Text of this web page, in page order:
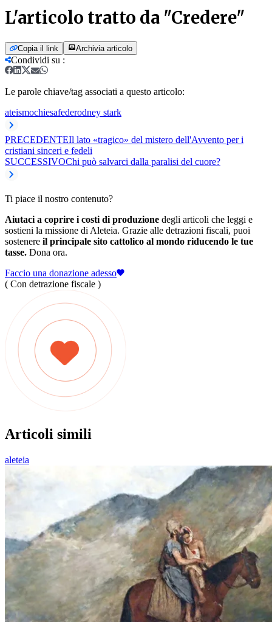
L'articolo tratto da "Credere"
Copia il link Archivia articolo
Condividi su :
Le parole chiave/tag associati a questo articolo:
ateismochiesafederodney stark
PRECEDENTEIl lato «tragico» del mistero dell'Avvento per i
cristiani sinceri e fedeli
SUCCESSIVOChi può salvarci dalla paralisi del cuore?
Ti piace il nostro contenuto?
Aiutaci a coprire i costi di produzione degli articoli che leggi e
sostieni la missione di Aleteia. Grazie alle detrazioni fiscali, puoi
sostenere il principale sito cattolico al mondo riducendo le tue
tasse. Dona ora.
Faccio una donazione adesso
( Con detrazione fiscale )
Articoli simili
aleteia